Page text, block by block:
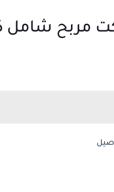
مربح شامل